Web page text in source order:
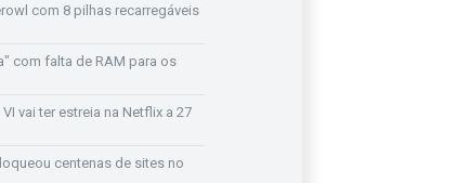
com 8 pilhas recarregáveis
com falta de RAM para os
vai ter estreia na Netflix a 27
centenas de sites no